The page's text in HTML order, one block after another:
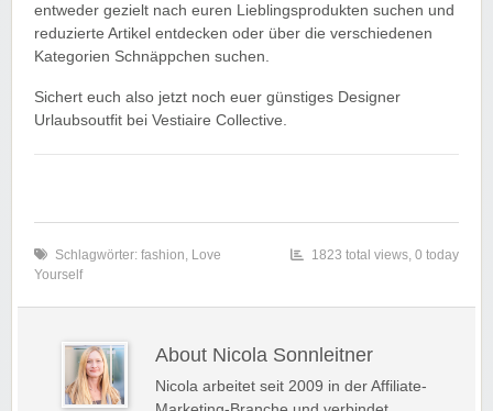
entweder gezielt nach euren Lieblingsprodukten suchen und
reduzierte Artikel entdecken oder über die verschiedenen
Kategorien Schnäppchen suchen.
Sichert euch also jetzt noch euer günstiges Designer
Urlaubsoutfit bei Vestiaire Collective.
Schlagwörter: fashion Love
Yourself
1823 total views, 0 today
About Nicola Sonnleitner
Nicola arbeitet seit 2009 in der Affiliate-